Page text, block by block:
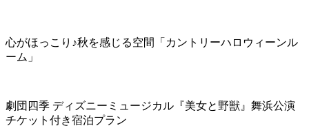
心がほっこり♪秋を感じる空間「カントリーハロウィーンル
ーム」
劇団四季 ディズニーミュージカル『美女と野獣』舞浜公演
チケット付き宿泊プラン